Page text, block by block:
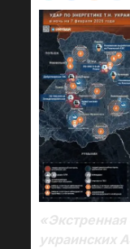
«Экстренная
украинских